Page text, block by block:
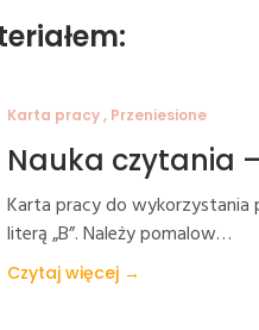
Karta pracy , Przeniesione
Nauka czytania
Karta pracy do wykorzystania
literą „B”. Należy pomalow…
Czytaj więcej →